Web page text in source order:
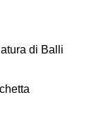
di Balli